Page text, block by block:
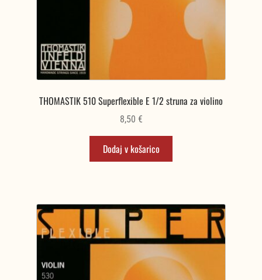
THOMASTIK 510 Superflexible E 1/2 struna za violino
8,50 €
Dodaj v košarico